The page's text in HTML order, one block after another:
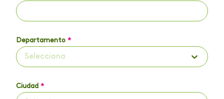
Departamento *
Selecciona
Ciudad *